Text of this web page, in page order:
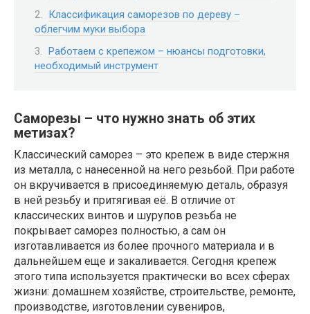
Классификация саморезов по дереву –
облегчим муки выбора
Работаем с крепежом – нюансы подготовки,
необходимый инструмент
Саморезы – что нужно знать об этих
метизах?
Классический саморез – это крепеж в виде стержня
из металла, с нанесенной на него резьбой. При работе
он вкручивается в присоединяемую деталь, образуя
в ней резьбу и притягивая её. В отличие от
классических винтов и шурупов резьба не
покрывает саморез полностью, а сам он
изготавливается из более прочного материала и в
дальнейшем еще и закаливается. Сегодня крепеж
этого типа используется практически во всех сферах
жизни: домашнем хозяйстве, строительстве, ремонте,
производстве, изготовлении сувениров,